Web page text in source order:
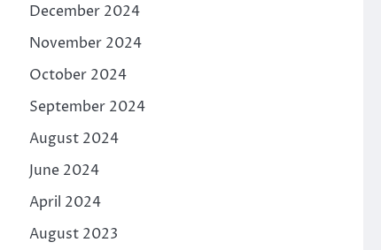
December 2024
November 2024
October 2024
September 2024
August 2024
June 2024
April 2024
August 2023